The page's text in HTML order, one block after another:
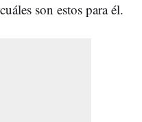
son estos para él.